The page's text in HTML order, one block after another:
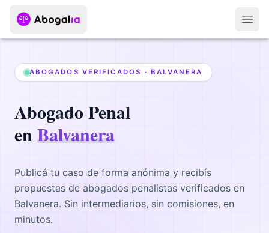
ABOGADOS VERIFICADOS · BALVANERA
AbogadoPenal
enBalvanera
Publicá tu caso de forma anónima y recibís
propuestas de abogados penalistas verificados en
Balvanera. Sin intermediarios, sin comisiones, en
minutos.